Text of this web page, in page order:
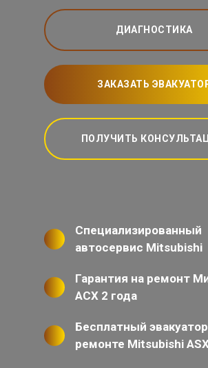
ДИАГНОСТИКА
ЗАКАЗАТЬ
ПОЛУЧИТЬ
Специализированный
автосервис Mitsubishi
Гарантия на ремонт
АСХ 2 года
Бесплатный
ремонте Mitsubishi